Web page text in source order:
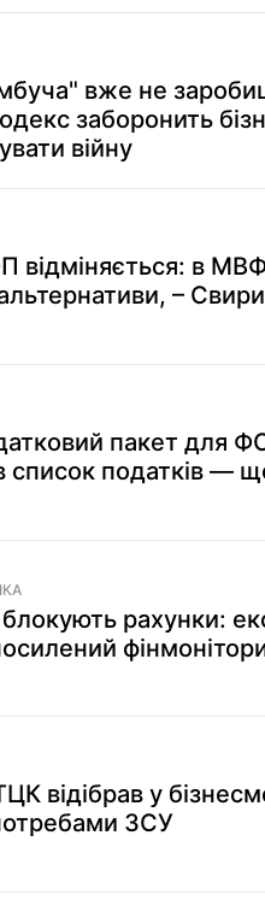
вже не
заборонить
війну
відміняється: в
–
пакет для
податків —
рахунки:
відібрав у
ЗСУ